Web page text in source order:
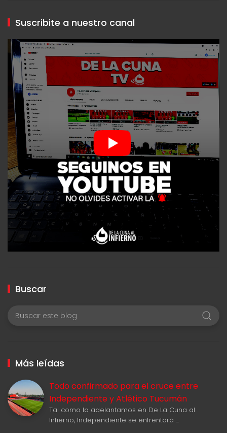
Suscribite a nuestro canal
Buscar
Más leídas
Todo confirmado para el cruce entre
Independiente y Atlético Tucumán
Tal como lo adelantamos en De La Cuna al
Infierno, Independiente se enfrentará …